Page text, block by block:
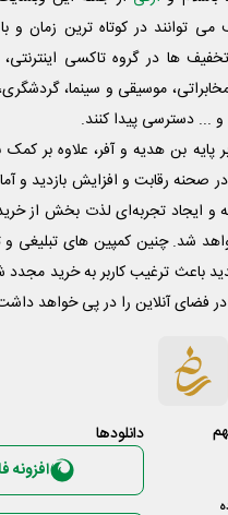
می توانند در کوتاه ترین زمان و
ها در گروه تاکسی
مخابراتی، موسیقی و سینما،
و ... دسترسی پیدا کنند.
پایه بن هدیه و آفر، علاوه بر
صحنه رقابت و افزایش بازدید و
و ایجاد تجربه‌ای لذت بخش از
شد. چنین کمپین های
باعث ترغیب کاربر به خرید
فضای آنلاین را در پی خواهد
دانلود‌ها
افزونه